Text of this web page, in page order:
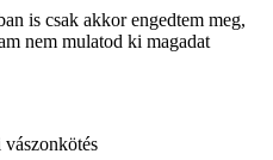
is csak akkor engedtem meg,
nem mulatod ki magadat